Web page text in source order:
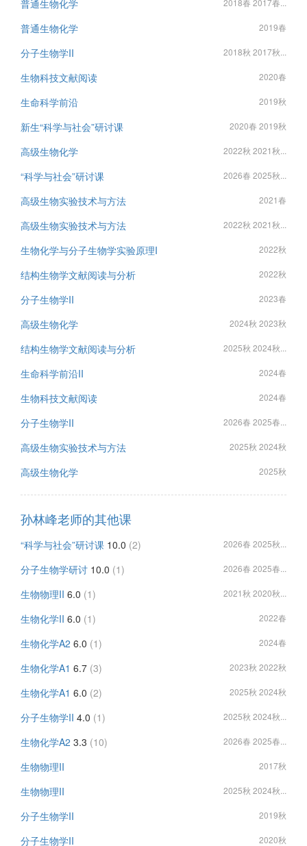
普通生物化学 2018春 2017春...
普通生物化学 2019春
分子生物学II 2018秋 2017秋...
生物科技文献阅读 2020春
生命科学前沿 2019秋
新生“科学与社会”研讨课 2020春 2019秋
高级生物化学 2022秋 2021秋...
“科学与社会”研讨课 2026春 2025秋...
高级生物实验技术与方法 2021春
高级生物实验技术与方法 2022秋 2021秋...
生物化学与分子生物学实验原理I 2022秋
结构生物学文献阅读与分析 2022秋
分子生物学II 2023春
高级生物化学 2024秋 2023秋
结构生物学文献阅读与分析 2025秋 2024秋...
生命科学前沿II 2024春
生物科技文献阅读 2024春
分子生物学II 2026春 2025春...
高级生物实验技术与方法 2025秋 2024秋
高级生物化学 2025秋
孙林峰老师的其他课
“科学与社会”研讨课 10.0 (2) 2026春 2025秋...
分子生物学研讨 10.0 (1) 2026春 2025春...
生物物理II 6.0 (1) 2021秋 2020秋...
生物化学II 6.0 (1) 2022春
生物化学A2 6.0 (1) 2024春
生物化学A1 6.7 (3) 2023秋 2022秋
生物化学A1 6.0 (2) 2025秋 2024秋
分子生物学II 4.0 (1) 2025秋 2024秋...
生物化学A2 3.3 (10) 2026春 2025春...
生物物理II 2017秋
生物物理II 2025秋 2024秋...
分子生物学II 2019秋
分子生物学II 2020秋